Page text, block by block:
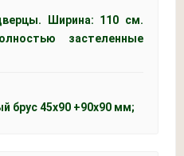
Ширина: 110 см.
застеленные
брус 45x90 +90x90 мм;